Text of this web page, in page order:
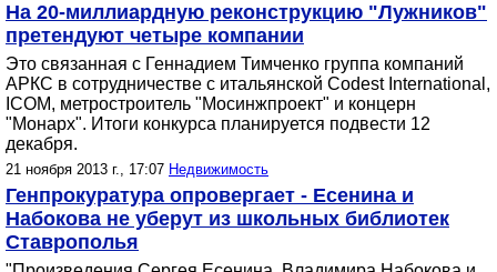
На 20-миллиардную реконструкцию "Лужников"
претендуют четыре компании
Это связанная с Геннадием Тимченко группа компаний
АРКС в сотрудничестве с итальянской Codest International,
ICOM, метростроитель "Мосинжпроект" и концерн
"Монарх". Итоги конкурса планируется подвести 12
декабря.
21 ноября 2013 г., 17:07 Недвижимость
Генпрокуратура опровергает - Есенина и
Набокова не уберут из школьных библиотек
Ставрополья